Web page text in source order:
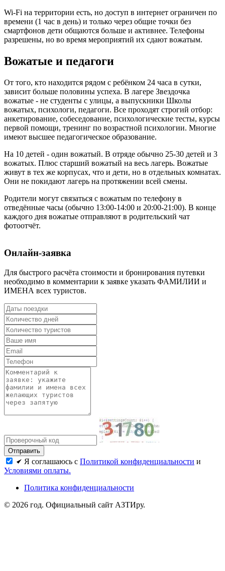
Wi-Fi на территории есть, но доступ в интернет ограничен по
времени (1 час в день) и только через общие точки без
смартфонов дети общаются больше и активнее. Телефоны
разрешены, но во время мероприятий их сдают вожатым.
Вожатые и педагоги
От того, кто находится рядом с ребёнком 24 часа в сутки,
зависит больше половины успеха. В лагере Звездочка
вожатые - не студенты с улицы, а выпускники Школы
вожатых, психологи, педагоги. Все проходят строгий отбор:
анкетирование, собеседование, психологические тесты, курсы
первой помощи, тренинг по возрастной психологии. Многие
имеют высшее педагогическое образование.
На 10 детей - один вожатый. В отряде обычно 25-30 детей и 3
вожатых. Плюс старший вожатый на весь лагерь. Вожатые
живут в тех же корпусах, что и дети, но в отдельных комнатах.
Они не покидают лагерь на протяжении всей смены.
Родители могут связаться с вожатым по телефону в
отведённые часы (обычно 13:00-14:00 и 20:00-21:00). В конце
каждого дня вожатые отправляют в родительский чат
фотоотчёт.
Онлайн-заявка
Для быстрого расчёта стоимости и бронирования путевки
необходимо в комментарии к заявке указать ФАМИЛИИ и
ИМЕНА всех туристов.
Я соглашаюсь с Политикой конфиденциальности и
Условиями оплаты.
Политика конфиденциальности
© 2026 год. Официальный сайт АЗТИру.